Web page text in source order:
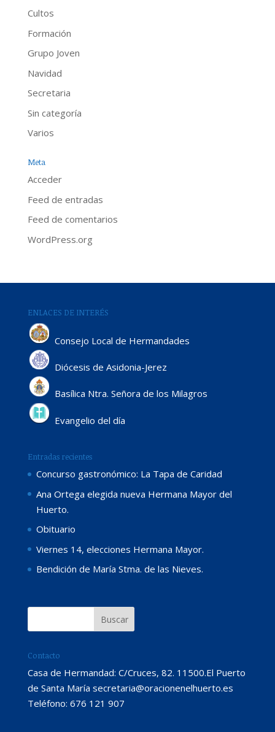
Cultos
Formación
Grupo Joven
Navidad
Secretaria
Sin categoría
Varios
Meta
Acceder
Feed de entradas
Feed de comentarios
WordPress.org
ENLACES DE INTERÉS
Consejo Local de Hermandades
Diócesis de Asidonia-Jerez
Basílica Ntra. Señora de los Milagros
Evangelio del día
Entradas recientes
Concurso gastronómico: La Tapa de Caridad
Ana Ortega elegida nueva Hermana Mayor del
Huerto.
Obituario
Viernes 14, elecciones Hermana Mayor.
Bendición de María Stma. de las Nieves.
Contacto
Casa de Hermandad: C/Cruces, 82. 11500.El Puerto
de Santa María secretaria@oracionenelhuerto.es
Teléfono: 676 121 907